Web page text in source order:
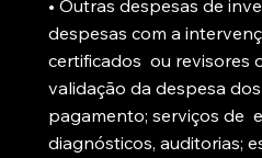
• Outras despesas de
despesas com a
certificados ou revisores
validação da despesa
pagamento; serviços de
diagnósticos, auditorias;